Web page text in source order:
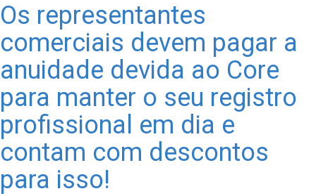
Os representantes
comerciais devem pagar a
anuidade devida ao Core
para manter o seu registro
profissional em dia e
contam com descontos
para isso!